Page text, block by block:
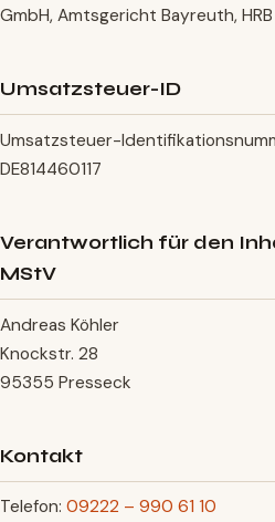
GmbH, Amtsgericht Bayreuth,
Umsatzsteuer-ID
Umsatzsteuer-
DE814460117
Verantwortlich für den
MStV
Andreas Köhler
Knockstr. 28
95355 Presseck
Kontakt
Telefon: 09222 – 990 61 10